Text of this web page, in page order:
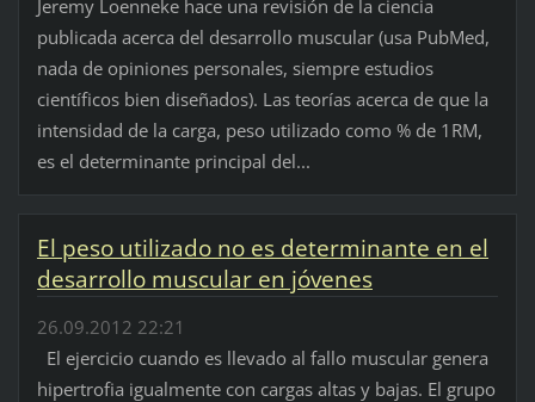
Jeremy Loenneke hace una revisión de la ciencia
publicada acerca del desarrollo muscular (usa PubMed,
nada de opiniones personales, siempre estudios
científicos bien diseñados). Las teorías acerca de que la
intensidad de la carga, peso utilizado como % de 1RM,
es el determinante principal del...
El peso utilizado no es determinante en el
desarrollo muscular en jóvenes
26.09.2012 22:21
El ejercicio cuando es llevado al fallo muscular genera
hipertrofia igualmente con cargas altas y bajas. El grupo